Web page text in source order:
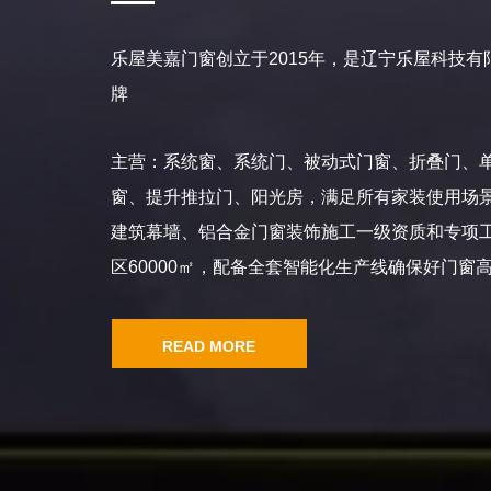
乐屋美嘉门窗创立于2015年，是辽宁乐屋科技有
牌
主营：系统窗、系统门、被动式门窗、折叠门、
窗、提升推拉门、阳光房，满足所有家装使用场
建筑幕墙、铝合金门窗装饰施工一级资质和专项
区60000㎡，配备全套智能化生产线确保好门窗
READ MORE